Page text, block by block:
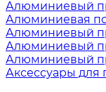
Алюминиевый
Алюминиевая
Алюминиевый
Алюминиевый
Алюминиевый
Аксессуары